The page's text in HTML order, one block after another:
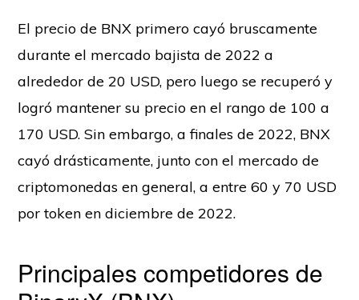
El precio de BNX primero cayó bruscamente
durante el mercado bajista de 2022 a
alrededor de 20 USD, pero luego se recuperó y
logró mantener su precio en el rango de 100 a
170 USD. Sin embargo, a finales de 2022, BNX
cayó drásticamente, junto con el mercado de
criptomonedas en general, a entre 60 y 70 USD
por token en diciembre de 2022.
Principales competidores de